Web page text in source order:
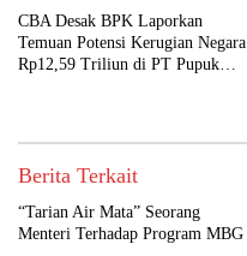
CBA Desak BPK Laporkan
Temuan Potensi Kerugian Negara
Rp12,59 Triliun di PT Pupuk
Berita Terkait
“Tarian Air Mata” Seorang
Menteri Terhadap Program MBG